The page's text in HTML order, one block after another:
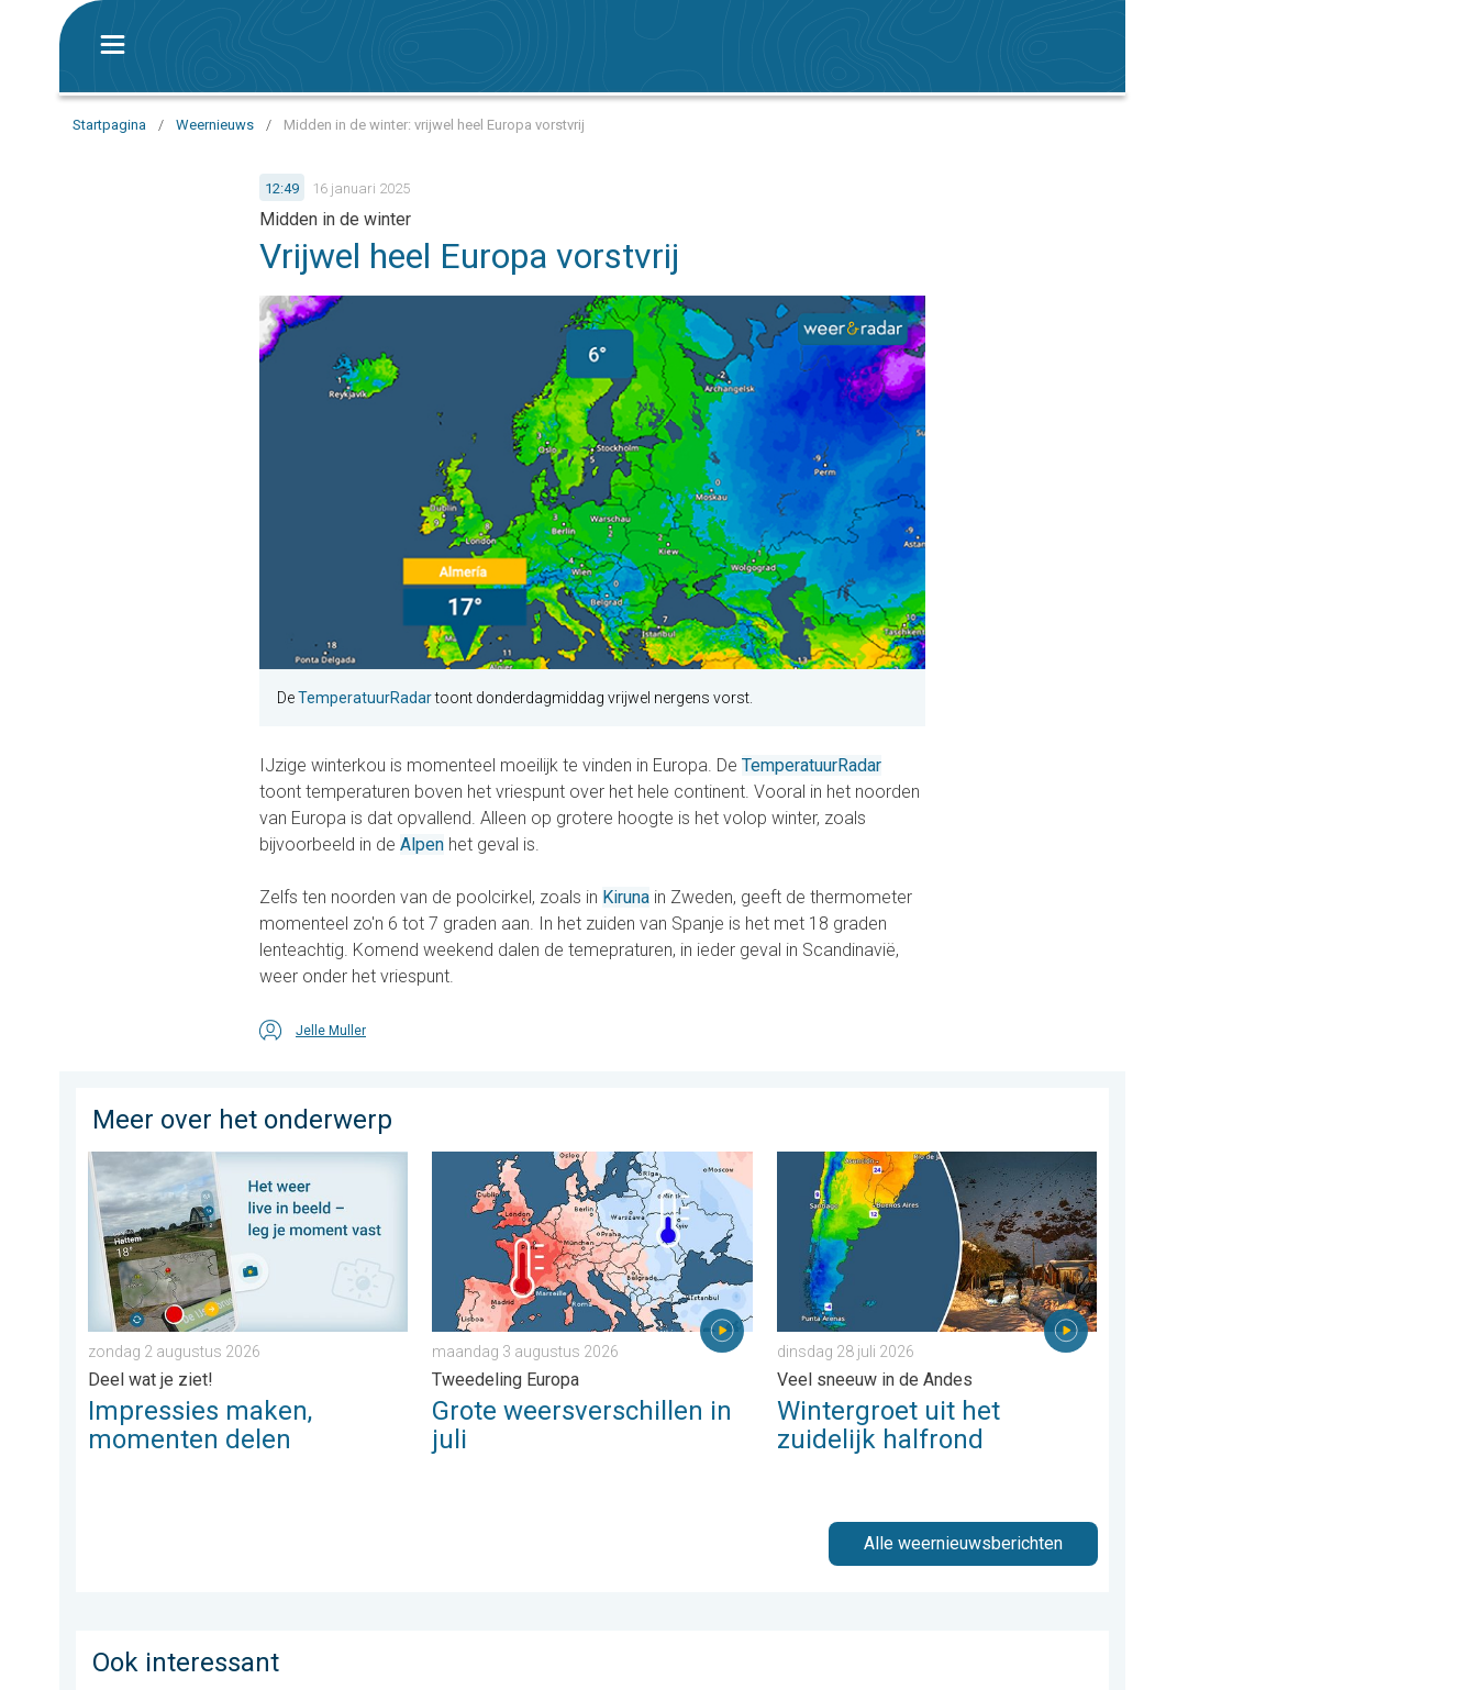
Startpagina / Weernieuws / Midden in de winter: vrijwel heel Europa vorstvrij
12:49 16 januari 2025
Midden in de winter
Vrijwel heel Europa vorstvrij
DeTemperatuurRadartoont donderdagmiddag vrijwel nergens vorst.
IJzige winterkou is momenteel moeilijk te vinden in Europa. De TemperatuurRadar
toont temperaturen boven het vriespunt over het hele continent. Vooral in het noorden
van Europa is dat opvallend. Alleen op grotere hoogte is het volop winter, zoals
bijvoorbeeld in de Alpen het geval is.
Zelfs ten noorden van de poolcirkel, zoals in Kiruna in Zweden, geeft de thermometer
momenteel zo'n 6 tot 7 graden aan. In het zuiden van Spanje is het met 18 graden
lenteachtig. Komend weekend dalen de temepraturen, in ieder geval in Scandinavië,
weer onder het vriespunt.
Jelle Muller
Meer over het onderwerp
Impressies maken, momenten delen. Deel wat je ziet!. . . zondag 2 augustus 2026
zondag 2 augustus 2026
Deel wat je ziet!
Impressies maken,
momenten delen
Grote weersverschillen in juli. Tweedeling Europa. . . maandag 3 augustus 2026
maandag 3 augustus 2026
Tweedeling Europa
Grote weersverschillen in
juli
Wintergroet uit het zuidelijk halfrond. Veel sneeuw in de Andes. . . dinsdag 28 juli 2026
dinsdag 28 juli 2026
Veel sneeuw in de Andes
Wintergroet uit het
zuidelijk halfrond
Alle weernieuwsberichten
Ook interessant